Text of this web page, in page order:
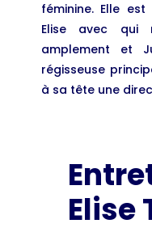
féminine. Elle
Elise avec qui
amplement et
régisseuse
à sa tête une
Elise